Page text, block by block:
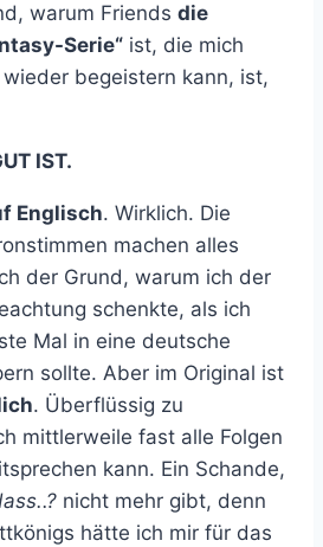
warum Friends die
Serie“ ist, die mich
begeistern kann, ist,
IST.
Englisch. Wirklich. Die
machen alles
der Grund, warum ich der
schenkte, als ich
Mal in eine deutsche
sollte. Aber im Original ist
. Überflüssig zu
mittlerweile fast alle Folgen
kann. Ein Schande,
nicht mehr gibt, denn
hätte ich mir für das